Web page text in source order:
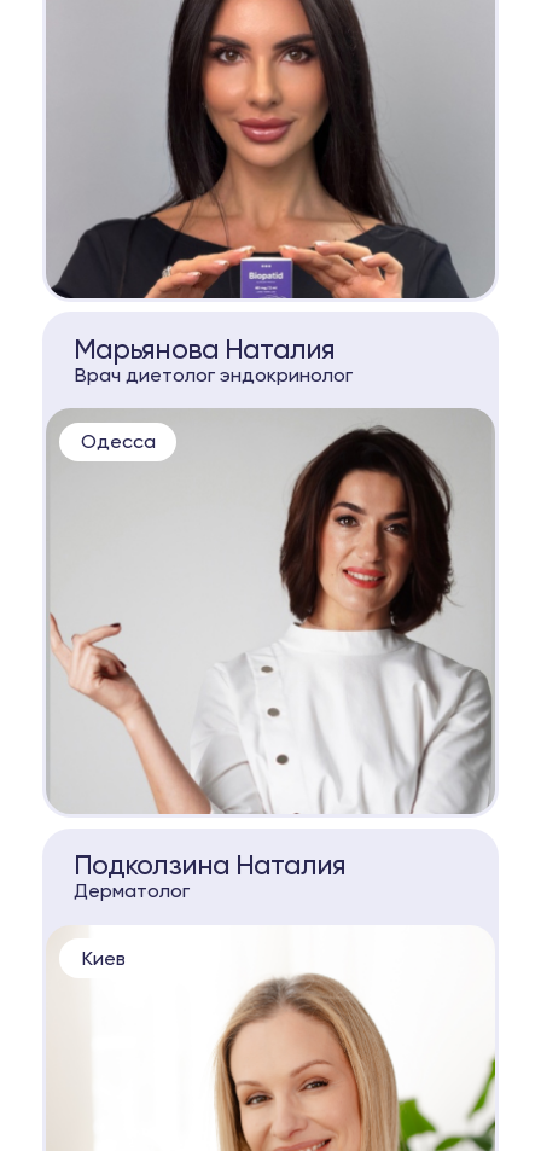
Марьянова Наталия
Врач диетолог эндокринолог
Одесса
Подколзина Наталия
Дерматолог
Киев